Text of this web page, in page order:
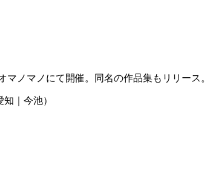
マノマノにて開催。同名の作品集もリリース。
｜今池）